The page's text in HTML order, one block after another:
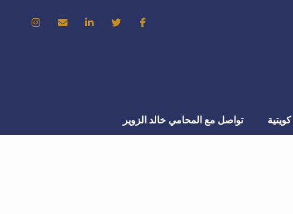
كويتية تواصل مع المحامي خالد الزوير